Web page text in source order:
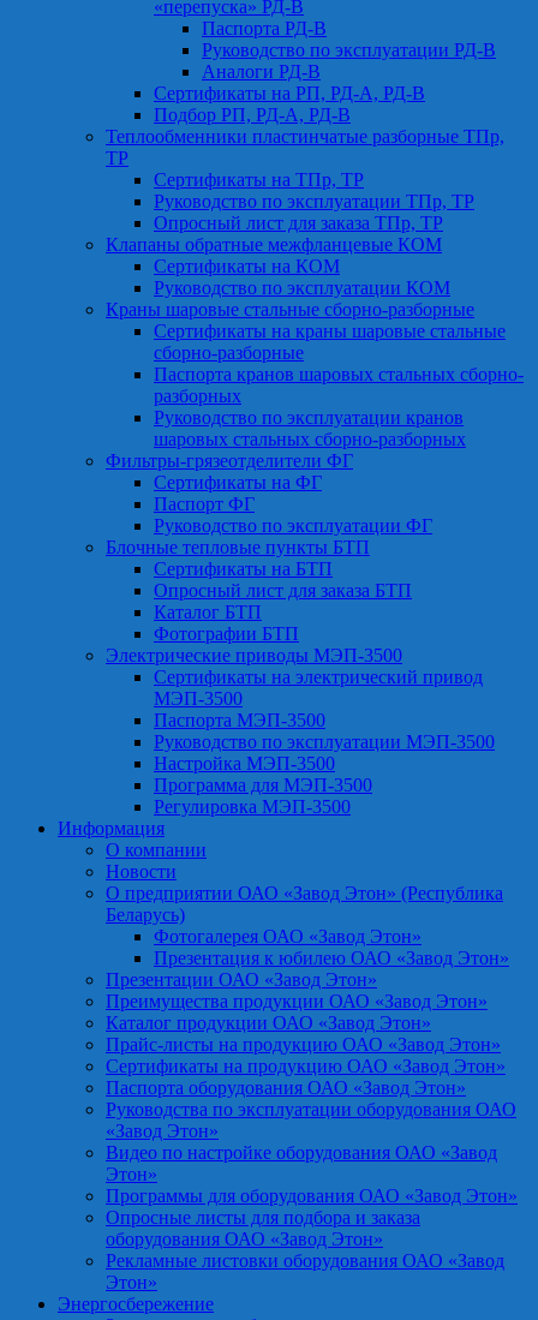
«перепуска» РД-В
Паспорта РД-В
Руководство по эксплуатации РД-В
Аналоги РД-В
Сертификаты на РП, РД-А, РД-В
Подбор РП, РД-А, РД-В
Теплообменники пластинчатые разборные ТПр,
ТР
Сертификаты на ТПр, ТР
Руководство по эксплуатации ТПр, ТР
Опросный лист для заказа ТПр, ТР
Клапаны обратные межфланцевые КОМ
Сертификаты на КОМ
Руководство по эксплуатации КОМ
Краны шаровые стальные сборно-разборные
Сертификаты на краны шаровые стальные
сборно-разборные
Паспорта кранов шаровых стальных сборно-
разборных
Руководство по эксплуатации кранов
шаровых стальных сборно-разборных
Фильтры-грязеотделители ФГ
Сертификаты на ФГ
Паспорт ФГ
Руководство по эксплуатации ФГ
Блочные тепловые пункты БТП
Сертификаты на БТП
Опросный лист для заказа БТП
Каталог БТП
Фотографии БТП
Электрические приводы МЭП-3500
Сертификаты на электрический привод
МЭП-3500
Паспорта МЭП-3500
Руководство по эксплуатации МЭП-3500
Настройка МЭП-3500
Программа для МЭП-3500
Регулировка МЭП-3500
Информация
О компании
Новости
О предприятии ОАО «Завод Этон» (Республика
Беларусь)
Фотогалерея ОАО «Завод Этон»
Презентация к юбилею ОАО «Завод Этон»
Презентации ОАО «Завод Этон»
Преимущества продукции ОАО «Завод Этон»
Каталог продукции ОАО «Завод Этон»
Прайс-листы на продукцию ОАО «Завод Этон»
Сертификаты на продукцию ОАО «Завод Этон»
Паспорта оборудования ОАО «Завод Этон»
Руководства по эксплуатации оборудования ОАО
«Завод Этон»
Видео по настройке оборудования ОАО «Завод
Этон»
Программы для оборудования ОАО «Завод Этон»
Опросные листы для подбора и заказа
оборудования ОАО «Завод Этон»
Рекламные листовки оборудования ОАО «Завод
Этон»
Энергосбережение